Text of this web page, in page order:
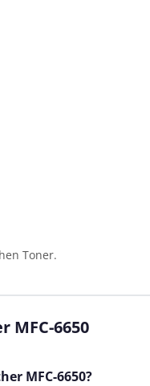
Toner.
MFC-6650
MFC-6650?